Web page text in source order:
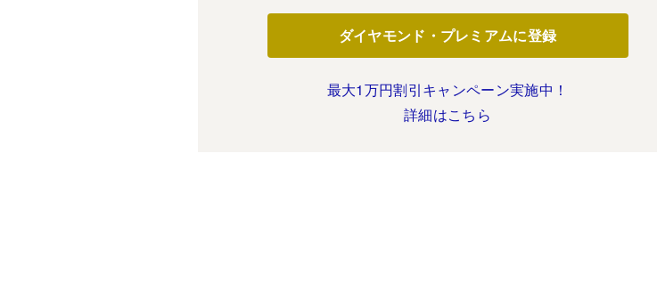
ダイヤモンド・プレミアムに登録
最大1万円割引キャンペーン実施中！
詳細はこちら